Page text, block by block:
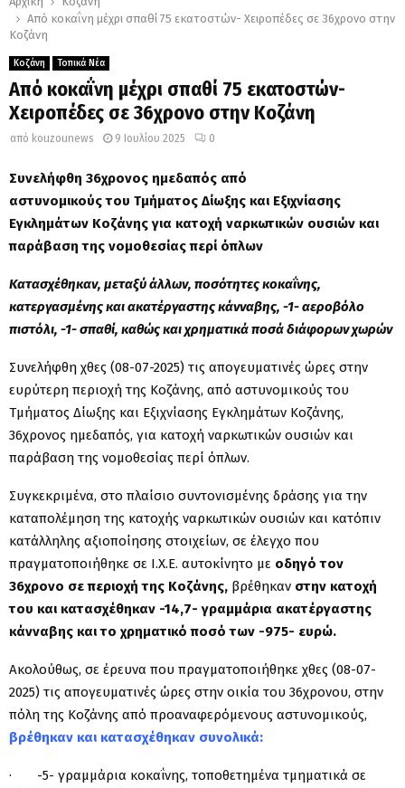
Από κοκαΐνη μέχρι σπαθί 75 εκατοστών- Χειροπέδες σε 36χρονο στην
Κοζάνη
Κοζάνη Τοπικά Νέα
Από κοκαΐνη μέχρι σπαθί 75 εκατοστών-
Χειροπέδες σε 36χρονο στην Κοζάνη
από kouzounews 9 Ιουλίου 2025 0
Συνελήφθη 36χρονος ημεδαπός από
αστυνομικούς του Τμήματος Δίωξης και Εξιχνίασης
Εγκλημάτων Κοζάνης για κατοχή ναρκωτικών ουσιών και
παράβαση της νομοθεσίας περί όπλων
Κατασχέθηκαν, μεταξύ άλλων, ποσότητες κοκαΐνης,
κατεργασμένης και ακατέργαστης κάνναβης, -1- αεροβόλο
πιστόλι, -1- σπαθί, καθώς και χρηματικά ποσά διάφορων χωρών
Συνελήφθη χθες (08-07-2025) τις απογευματινές ώρες στην
ευρύτερη περιοχή της Κοζάνης, από αστυνομικούς του
Τμήματος Δίωξης και Εξιχνίασης Εγκλημάτων Κοζάνης,
36χρονος ημεδαπός, για κατοχή ναρκωτικών ουσιών και
παράβαση της νομοθεσίας περί όπλων.
Συγκεκριμένα, στο πλαίσιο συντονισμένης δράσης για την
καταπολέμηση της κατοχής ναρκωτικών ουσιών και κατόπιν
κατάλληλης αξιοποίησης στοιχείων, σε έλεγχο που
πραγματοποιήθηκε σε Ι.Χ.Ε. αυτοκίνητο με οδηγό τον
36χρονο σε περιοχή της Κοζάνης, βρέθηκαν στην κατοχή
του και κατασχέθηκαν -14,7- γραμμάρια ακατέργαστης
κάνναβης και το χρηματικό ποσό των -975- ευρώ.
Ακολούθως, σε έρευνα που πραγματοποιήθηκε χθες (08-07-
2025) τις απογευματινές ώρες στην οικία του 36χρονου, στην
πόλη της Κοζάνης από προαναφερόμενους αστυνομικούς,
βρέθηκαν και κατασχέθηκαν συνολικά:
· -5- γραμμάρια κοκαΐνης, τοποθετημένα τμηματικά σε